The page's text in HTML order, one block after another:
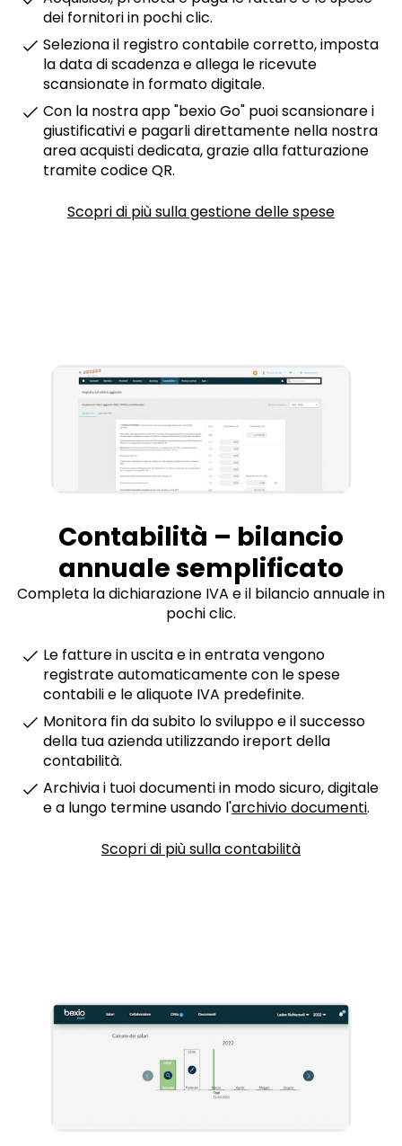
dei fornitori in pochi clic.
Seleziona il registro contabile corretto, imposta
la data di scadenza e allega le ricevute
scansionate in formato digitale.
Con la nostra app "bexio Go" puoi scansionare i
giustificativi e pagarli direttamente nella nostra
area acquisti dedicata, grazie alla fatturazione
tramite codice QR.
Scopri di più sulla gestione delle spese
Contabilità – bilancio
annuale semplificato
Completa la dichiarazione IVA e il bilancio annuale in
pochi clic.
Le fatture in uscita e in entrata vengono
registrate automaticamente con le spese
contabili e le aliquote IVA predefinite.
Monitora fin da subito lo sviluppo e il successo
della tua azienda utilizzando ireport della
contabilità.
Archivia i tuoi documenti in modo sicuro, digitale
e a lungo termine usando l'archivio documenti.
Scopri di più sulla contabilità